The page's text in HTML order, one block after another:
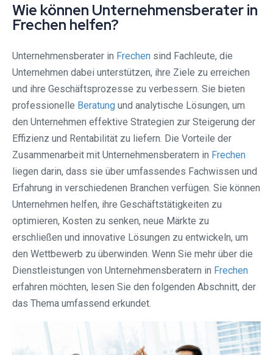
Wie können Unternehmensberater in
Frechen helfen?
Unternehmensberater in Frechen sind Fachleute, die
Unternehmen dabei unterstützen, ihre Ziele zu erreichen
und ihre Geschäftsprozesse zu verbessern. Sie bieten
professionelle Beratung und analytische Lösungen, um
den Unternehmen effektive Strategien zur Steigerung der
Effizienz und Rentabilität zu liefern. Die Vorteile der
Zusammenarbeit mit Unternehmensberatern in Frechen
liegen darin, dass sie über umfassendes Fachwissen und
Erfahrung in verschiedenen Branchen verfügen. Sie können
Unternehmen helfen, ihre Geschäftstätigkeiten zu
optimieren, Kosten zu senken, neue Märkte zu
erschließen und innovative Lösungen zu entwickeln, um
den Wettbewerb zu überwinden. Wenn Sie mehr über die
Dienstleistungen von Unternehmensberatern in Frechen
erfahren möchten, lesen Sie den folgenden Abschnitt, der
das Thema umfassend erkundet.